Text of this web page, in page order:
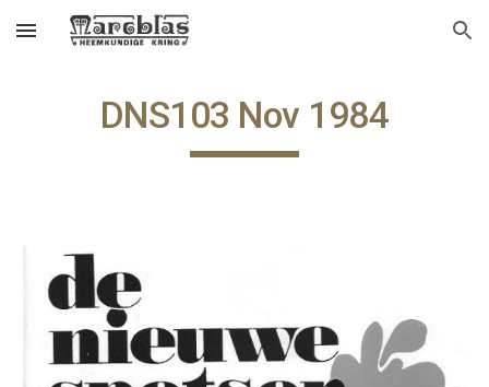
Skip to main content Skip to navigation
DNS103 Nov 1984